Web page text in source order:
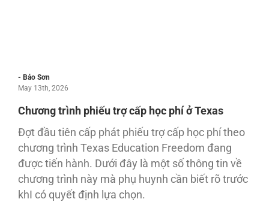
- Bảo Sơn
May 13th, 2026
Chương trình phiếu trợ cấp học phí ở Texas
Đợt đầu tiên cấp phát phiếu trợ cấp học phí theo
chương trình Texas Education Freedom đang
được tiến hành. Dưới đây là một số thông tin về
chương trình này mà phụ huynh cần biết rõ trước
khI có quyết định lựa chọn.